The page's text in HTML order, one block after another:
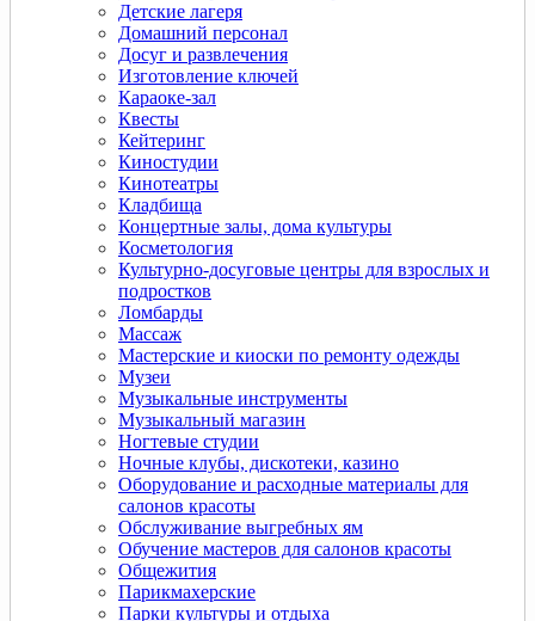
Детские лагеря
Домашний персонал
Досуг и развлечения
Изготовление ключей
Караоке-зал
Квесты
Кейтеринг
Киностудии
Кинотеатры
Кладбища
Концертные залы, дома культуры
Косметология
Культурно-досуговые центры для взрослых и
подростков
Ломбарды
Массаж
Мастерские и киоски по ремонту одежды
Музеи
Музыкальные инструменты
Музыкальный магазин
Ногтевые студии
Ночные клубы, дискотеки, казино
Оборудование и расходные материалы для
салонов красоты
Обслуживание выгребных ям
Обучение мастеров для салонов красоты
Общежития
Парикмахерские
Парки культуры и отдыха